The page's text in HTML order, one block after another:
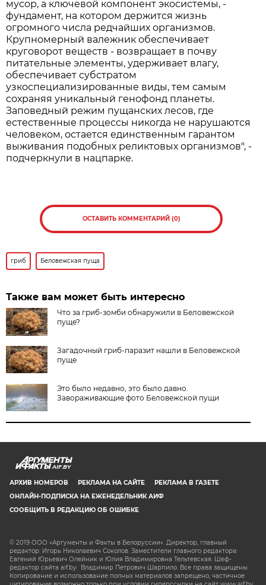
мусор, а ключевой компонент экосистемы, -
фундамент, на котором держится жизнь
огромного числа редчайших организмов.
Крупномерный валежник обеспечивает
круговорот веществ - возвращает в почву
питательные элементы, удерживает влагу,
обеспечивает субстратом
узкоспециализированные виды, тем самым
сохраняя уникальный генофонд планеты.
Заповедный режим пущанских лесов, где
естественные процессы никогда не нарушаются
человеком, остается единственным гарантом
выживания подобных реликтовых организмов", -
подчеркнули в нацпарке.
ОСТАВИТЬ КОММЕНТАРИЙ (0)
гриб Беловежская пуща
Также вам может быть интересно
Что за гриб-зомби обнаружили в Беловежской
пуще?
Загадочный гриб-паразит нашли в Беловежской
пуще
Это было недавно, это было давно.
Завораживающие фото Беловежской пущи
AIF.BY
АРХИВ НОМЕРОВ РЕКЛАМА НА САЙТЕ
РЕКЛАМА В ГАЗЕТЕ
ОНЛАЙН-ПОДПИСКА НА ЕЖЕНЕДЕЛЬНИК АИФ
СООБЩИТЬ В РЕДАКЦИЮ ОБ ОШИБКЕ
© 2019 ООО «Аргументы и Факты в Белоруссии». Директор, главный
редактор: Игорь Николаевич Соколов. Заместители главного редактора:
Евгений Юрьевич Олейник и Юлия Владимировна Тельтевская. Шеф-
редактор сайта aif.by: Владимир Петрович Шарпило. Все права защищены.
Копирование и использование полных материалов запрещено, частичное